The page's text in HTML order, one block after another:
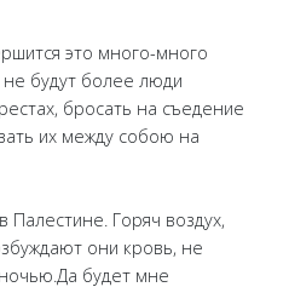
это много-много
не будут более люди
бросать на съедение
их между собою на
Горяч воздух,
они кровь, не
будет мне